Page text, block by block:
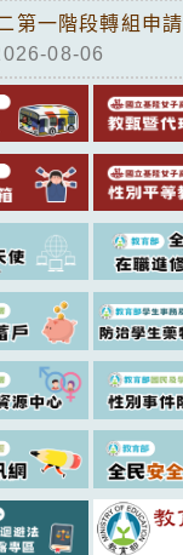
第一階段轉組申
08-06